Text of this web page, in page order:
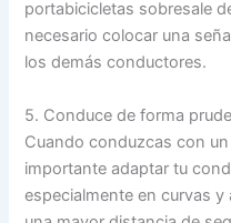
portabicicletas sobresale
necesario colocar una
los demás conductores.
5. Conduce de forma
Cuando conduzcas con
importante adaptar tu
especialmente en curvas